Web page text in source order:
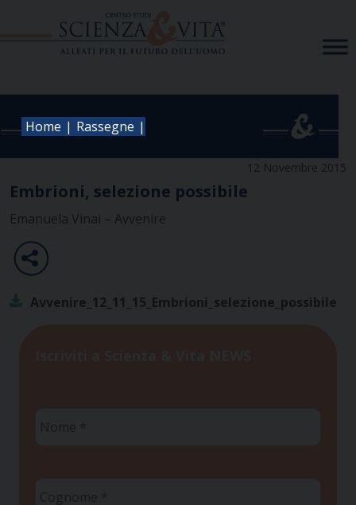
Home | Rassegne |
12 Novembre 2015
Embrioni, selezione possibile
Emanuela Vinai – Avvenire
Avvenire_12_11_15_Embrioni_selezione_possibile